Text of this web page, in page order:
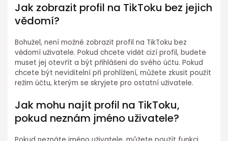
Jak zobrazit profil na TikToku bez jejich
vědomí?
Bohužel, není možné zobrazit profil na TikToku bez
vědomí uživatele. Pokud chcete vidět cizí profil, budete
muset jej otevřít a být přihlášeni do svého účtu. Pokud
chcete být neviditelní při prohlížení, můžete zkusit použít
režim účtu, kterým se skryjete pro ostatní uživatele.
Jak mohu najít profil na TikToku,
pokud neznám jméno uživatele?